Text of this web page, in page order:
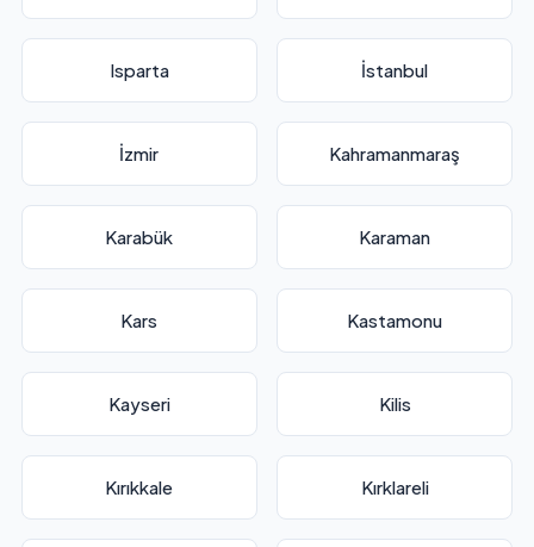
Isparta İstanbul
İzmir Kahramanmaraş
Karabük Karaman
Kars Kastamonu
Kayseri Kilis
Kırıkkale Kırklareli